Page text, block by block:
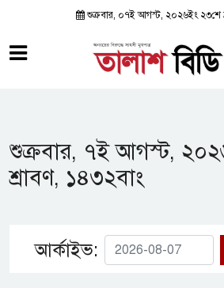
শুক্রবার, ০৭ই আগস্ট, ২০২৬ইং ২৩শে
শুক্রবার, ৭ই আগস্ট,
শ্রাবণ, ১৪৩২বাং
আর্কাইভ: